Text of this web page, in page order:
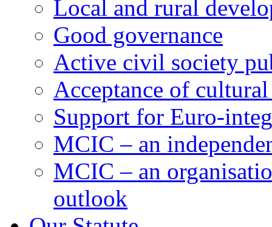
Local and rural
Good governance
Active civil society
Acceptance of
Support for Euro-
MCIC – an
MCIC – an
outlook